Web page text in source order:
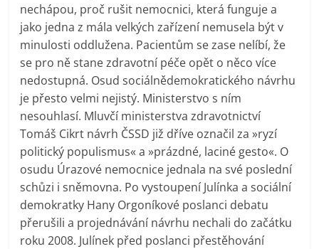
nechápou, proč rušit nemocnici, která funguje a
jako jedna z mála velkých zařízení nemusela být v
minulosti oddlužena. Pacientům se zase nelíbí, že
se pro ně stane zdravotní péče opět o něco více
nedostupná. Osud sociálnědemokratického návrhu
je přesto velmi nejistý. Ministerstvo s ním
nesouhlasí. Mluvčí ministerstva zdravotnictví
Tomáš Cikrt návrh ČSSD již dříve označil za »ryzí
politický populismus« a »prázdné, laciné gesto«. O
osudu Úrazové nemocnice jednala na své poslední
schůzi i sněmovna. Po vystoupení Julínka a sociální
demokratky Hany Orgoníkové poslanci debatu
přerušili a projednávání návrhu nechali do začátku
roku 2008. Julínek před poslanci přestěhování